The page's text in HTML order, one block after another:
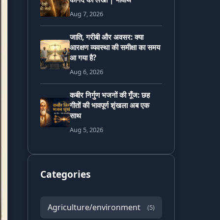
Aug 7, 2026
जाति, गरीबी और अवसर: क्या
आरक्षण व्यवस्था की समीक्षा का समय
आ गया है?
Aug 6, 2026
कबीर निर्गुण भजनों की गूँज: छह
गीतों की भावपूर्ण शृंखला अब एक
साथ
Aug 5, 2026
Categories
Agriculture/environment (5)